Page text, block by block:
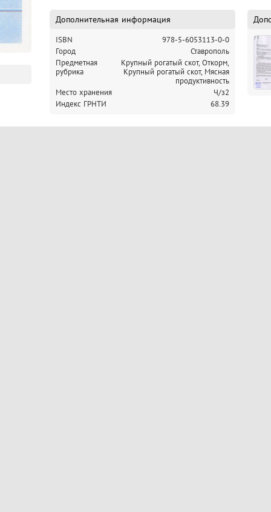
Дополнительная информация
ISBN
978-5-6053113-0-0
Город
Ставрополь
Предметная
рубрика
Крупный рогатый скот, Откорм,
Крупный рогатый скот, Мясная
продуктивность
Место хранения
Ч/з2
Индекс ГРНТИ
68.39